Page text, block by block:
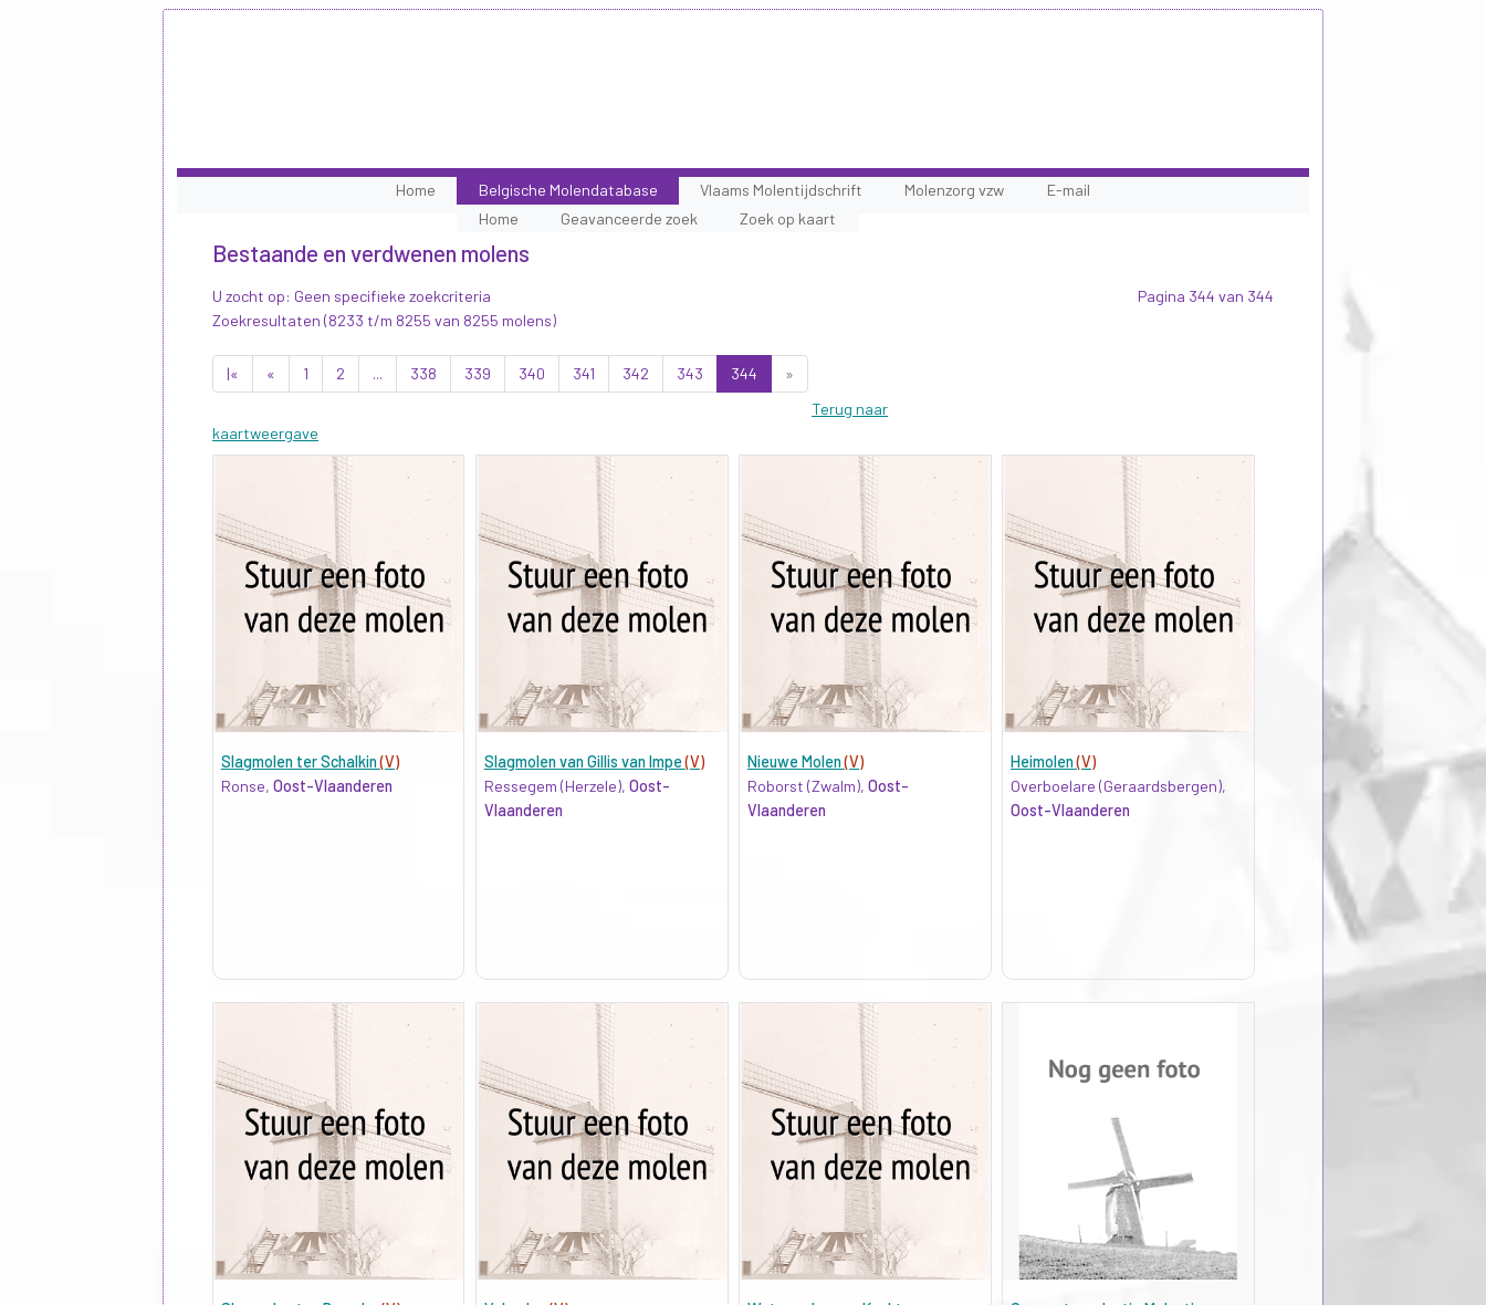
Home
Belgische Molendatabase
Home
Geavanceerde zoek Zoek op kaart
Vlaams Molentijdschrift Molenzorg vzw E-mail
Bestaande en verdwenen molens
U zocht op: Geen specifieke zoekcriteria
Zoekresultaten (8233 t/m 8255 van 8255 molens)
|« « 1 2 ... 338 339 340 341 342 343 344
»
Terug naar
kaartweergave
Pagina 344 van 344
Slagmolen ter Schalkin(V)
Ronse, Oost-Vlaanderen
Slagmolen van Gillis van Impe(V)
Ressegem (Herzele), Oost-
Vlaanderen
Nieuwe Molen(V)
Roborst (Zwalm), Oost-
Vlaanderen
Heimolen(V)
Overboelare (Geraardsbergen),
Oost-Vlaanderen